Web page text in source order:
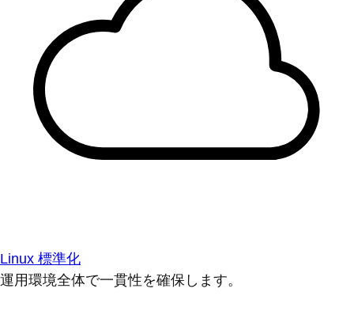
Linux 標準化
運用環境全体で一貫性を確保します。